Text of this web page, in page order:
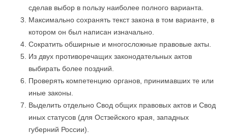
сделав выбор в пользу наиболее полного варианта.
Максимально сохранять текст закона в том варианте, в
котором он был написан изначально.
Сократить обширные и многосложные правовые акты.
Из двух противоречащих законодательных актов
выбирать более поздний.
Проверять компетенцию органов, принимавших те или
иные законы.
Выделить отдельно Свод общих правовых актов и Свод
иных статусов (для Остзейского края, западных
губерний России).